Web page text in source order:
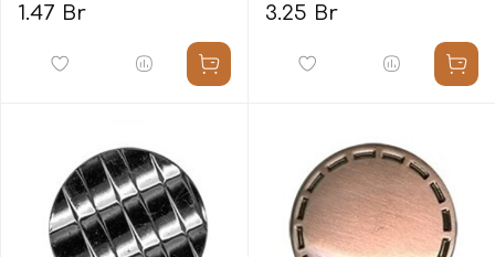
1.47 Br 3.25 Br